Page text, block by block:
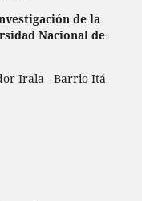
de la
Nacional de
Irala - Barrio Itá